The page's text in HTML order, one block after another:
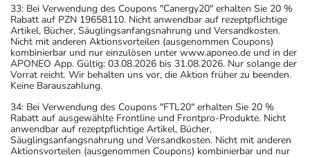
33: Bei Verwendung des Coupons "Canergy20" erhalten Sie 20 %
Rabatt auf PZN 19658110. Nicht anwendbar auf rezeptpflichtige
Artikel, Bücher, Säuglingsanfangsnahrung und Versandkosten.
Nicht mit anderen Aktionsvorteilen (ausgenommen Coupons)
kombinierbar und nur einzulösen unter www.aponeo.de und in der
APONEO App. Gültig: 03.08.2026 bis 31.08.2026. Nur solange der
Vorrat reicht. Wir behalten uns vor, die Aktion früher zu beenden.
Keine Barauszahlung.
34: Bei Verwendung des Coupons "FTL20" erhalten Sie 20 %
Rabatt auf ausgewählte Frontline und Frontpro-Produkte. Nicht
anwendbar auf rezeptpflichtige Artikel, Bücher,
Säuglingsanfangsnahrung und Versandkosten. Nicht mit anderen
Aktionsvorteilen (ausgenommen Coupons) kombinierbar und nur